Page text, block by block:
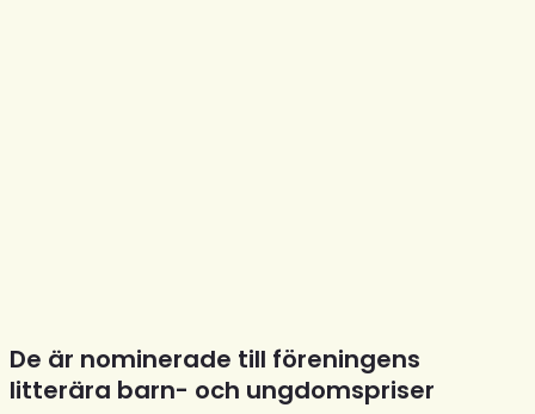
De är nominerade till föreningens
litterära barn- och ungdomspriser